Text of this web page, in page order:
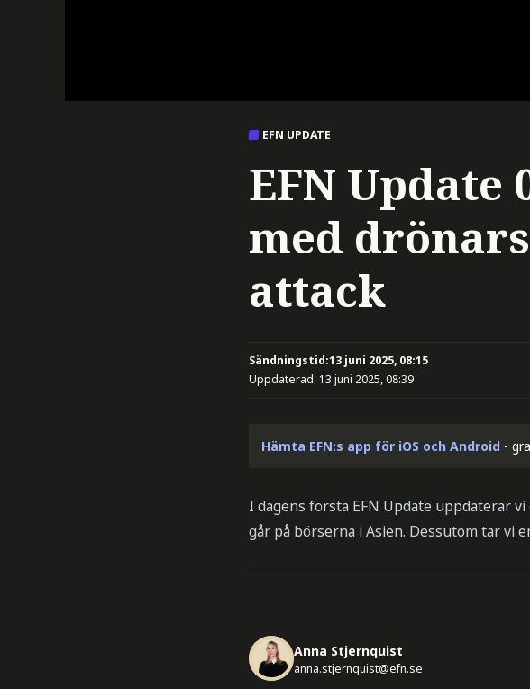
EFN UPDATE
EFN Update
med
attack
Sändningstid:13 juni 2025, 08:15
Uppdaterad: 13 juni 2025, 08:39
Hämta EFN:s app för iOS och Android -
I dagens första EFN Update uppdaterar
går på börserna i Asien. Dessutom tar vi
Anna Stjernquist
anna.stjernquist@efn.se